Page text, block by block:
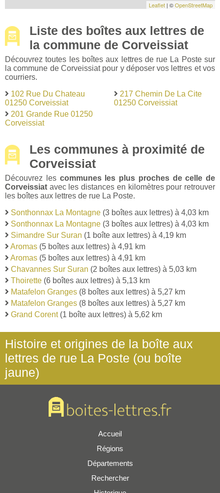
Leaflet | ©OpenStreetMap
Liste des boîtes aux lettres de
la commune de Corveissiat
Découvrez toutes les boîtes aux lettres de rue La Poste sur
la commune de Corveissiat pour y déposer vos lettres et vos
courriers.
102 Rue Du Chateau
01250 Corveissiat
201 Grande Rue 01250
Corveissiat
217 Chemin De La Cite
01250 Corveissiat
Les communes à proximité de
Corveissiat
Découvrez les communes les plus proches de celle de
Corveissiat avec les distances en kilomètres pour retrouver
les boîtes aux lettres de rue La Poste.
Sonthonnax La Montagne (3 boîtes aux lettres) à 4,03 km
Sonthonnax La Montagne (3 boîtes aux lettres) à 4,03 km
Simandre Sur Suran (1 boîte aux lettres) à 4,19 km
Aromas (5 boîtes aux lettres) à 4,91 km
Aromas (5 boîtes aux lettres) à 4,91 km
Chavannes Sur Suran (2 boîtes aux lettres) à 5,03 km
Thoirette (6 boîtes aux lettres) à 5,13 km
Matafelon Granges (8 boîtes aux lettres) à 5,27 km
Matafelon Granges (8 boîtes aux lettres) à 5,27 km
Grand Corent(1 boîte aux lettres) à 5,62 km
Histoire et origines de la boîte aux
lettres de rue La Poste (ou boîte
jaune)
Accueil
Régions
Départements
Rechercher